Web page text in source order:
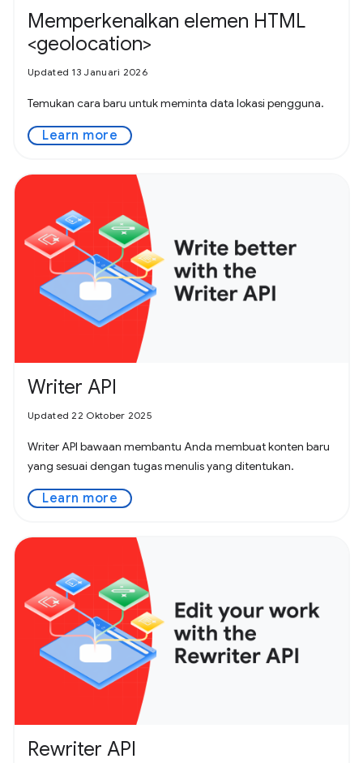
Memperkenalkan elemen HTML
<geolocation>
Updated 13 Januari 2026
Temukan cara baru untuk meminta data lokasi pengguna.
Learn more
Writer API
Updated 22 Oktober 2025
Writer API bawaan membantu Anda membuat konten baru
yang sesuai dengan tugas menulis yang ditentukan.
Learn more
Rewriter API